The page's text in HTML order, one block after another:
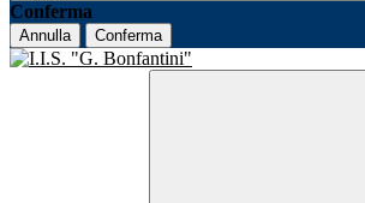
Conferma
Annulla Conferma